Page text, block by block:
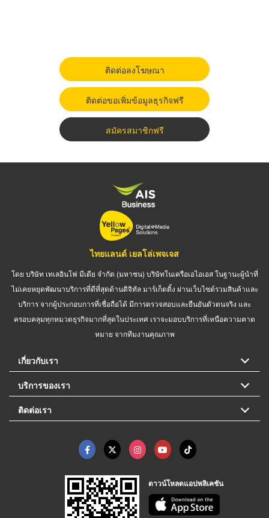
ติดต่อลงโฆษณา
ติดต่อขอเพิ่มข้อมูลธุรกิจฟรี
สมัครสมาชิกฟรี
ไทยแลนด์ เยลโล่เพจเจส
โดย บริษัท เทเลอินโฟ มีเดีย จำกัด (มหาชน) บริษัทในเครือเอไอเอส ในฐานะผู้นำที่
ไม่เคยหยุดพัฒนาบริการที่ดีที่สุดด้านดิจิทัล มาร์เก็ตติ้ง ผ่านเว็บไซต์รวมสินค้าและ
บริการ จากผู้ประกอบการที่เชื่อถือได้ มีการตรวจสอบและยืนยันตัวตนจริง และ
ครอบคลุมทุกหมวดธุรกิจมากที่สุดในประเทศ เราจะมอบบริการที่เหนือความคาด
หมาย จากทีมงานคุณภาพ
เกี่ยวกับเรา
บริการของเรา
ติดต่อเรา
ดาวน์โหลดแอปพลิเคชัน